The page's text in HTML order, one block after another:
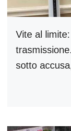
Vite al
sotto